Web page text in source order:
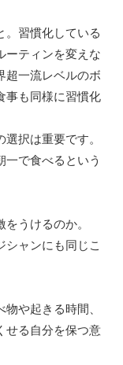
。習慣化している
ーティンを変えな
超一流レベルのボ
事も同様に習慣化
択は重要です。
一で食べるという
うけるのか。
シャンにも同じこ
や起きる時間、
せる自分を保つ意